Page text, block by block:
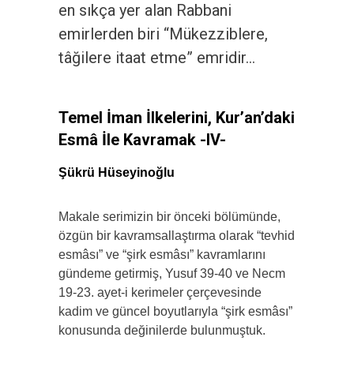
en sıkça yer alan Rabbani
emirlerden biri “Mükezziblere,
tâğilere itaat etme” emridir…
Temel İman İlkelerini, Kur’an’daki
Esmâ İle Kavramak -IV-
Şükrü Hüseyinoğlu
Makale serimizin bir önceki bölümünde,
özgün bir kavramsallaştırma olarak “tevhid
esmâsı” ve “şirk esmâsı” kavramlarını
gündeme getirmiş, Yusuf 39-40 ve Necm
19-23. ayet-i kerimeler çerçevesinde
kadim ve güncel boyutlarıyla “şirk esmâsı”
konusunda değinilerde bulunmuştuk.